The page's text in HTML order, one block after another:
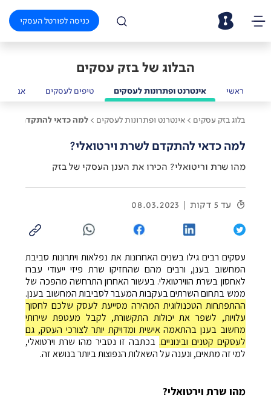
כניסה לפורטל העסקי
הבלוג של בזק עסקים
ראשי אינטרנט ופתרונות לעסקים טיפים לעסקים אבטחת
בלוג בזק עסקים > אינטרנט ופתרונות לעסקים >למה כדאי להתקדם לשרת
למה כדאי להתקדם לשרת וירטואלי?
מהו שרת וריטואלי? הכירו את הענן העסקי של בזק
עד 5 דקות 08.03.2023
עסקים רבים גילו בשנים האחרונות את נפלאות ויתרונות סביבת
המחשוב בענן, ורבים מהם שהחזיקו שרת פיזי ייעודי עברו
לאחסון בשרת הווירטואלי. בעשור האחרון התרחשה מהפכה של
ממש בתחום השרתים בעקבות המעבר לסביבות המחשוב בענן.
ההתפתחות הטכנולוגית המהירה מסייעת לעסק שלכם לחסוך
עלויות, לשפר את יכולות התקשורת, לקבל מעטפת שירותי
מחשוב בענן בהתאמה אישית ומדויקת יותר לצורכי העסק, גם
לעסקים קטנים ובינוניים. בכתבה זו נסביר מהו שרת וירטואלי,
למי זה מתאים, ונענה על השאלות הנפוצות ביותר בנושא זה.
מהו שרת וירטואלי?